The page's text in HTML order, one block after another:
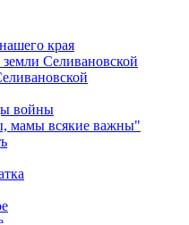
края
Селивановской
войны
мамы всякие важны"